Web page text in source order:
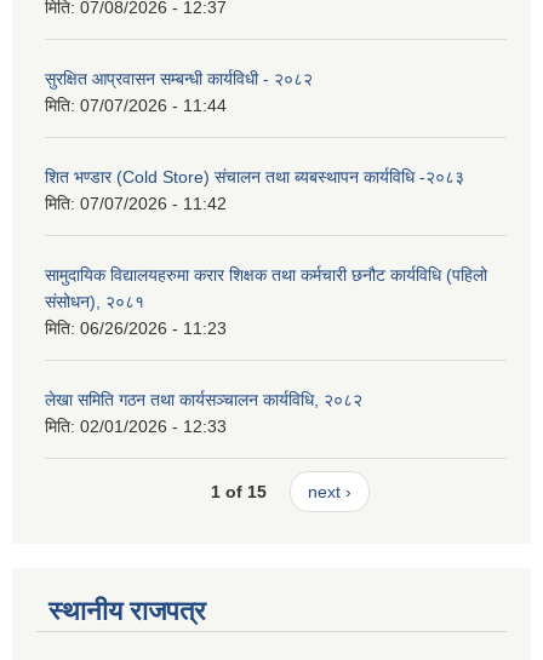
मिति: 07/08/2026 - 12:37
सुरक्षित आप्रवासन सम्बन्धी कार्यविधी - २०८२
मिति: 07/07/2026 - 11:44
शित भण्डार (Cold Store) संचालन तथा ब्यबस्थापन कार्यविधि -२०८३
मिति: 07/07/2026 - 11:42
सामुदायिक विद्यालयहरुमा करार शिक्षक तथा कर्मचारी छनौट कार्यविधि (पहिलो
संसोधन), २०८१
मिति: 06/26/2026 - 11:23
लेखा समिति गठन तथा कार्यसञ्चालन कार्यविधि, २०८२
मिति: 02/01/2026 - 12:33
1 of 15 next ›
स्थानीय राजपत्र